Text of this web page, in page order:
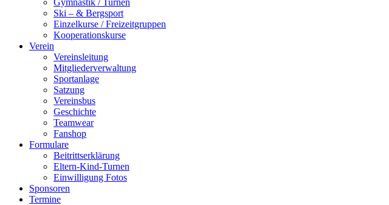
Gymnastik / Turnen
Ski – & Bergsport
Einzelkurse / Freizeitgruppen
Kooperationskurse
Verein
Vereinsleitung
Mitgliederverwaltung
Sportanlage
Satzung
Vereinsbus
Geschichte
Teamwear
Fanshop
Formulare
Beitrittserklärung
Eltern-Kind-Turnen
Einwilligung Fotos
Sponsoren
Termine